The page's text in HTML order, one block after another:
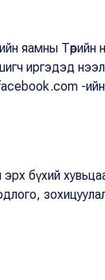
яамны Төрийн
иргэдэд
-ийн
бүхий